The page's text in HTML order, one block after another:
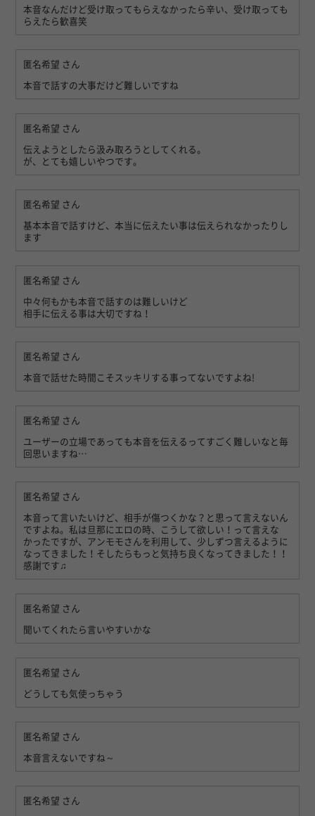
本音なんだけど受け取ってもらえなかったら辛い、受け取っても
らえたら歓喜笑
匿名希望 さん
本音で話すの大事だけど難しいですね
匿名希望 さん
伝えようとしたら汲み取ろうとしてくれる。
が、とても嬉しいやつです。
匿名希望 さん
基本本音で話すけど、本当に伝えたい事は伝えられなかったりし
ます
匿名希望 さん
中々何もかも本音で話すのは難しいけど
相手に伝える事は大切ですね！
匿名希望 さん
本音で話せた時間こそスッキリする事ってないですよね!
匿名希望 さん
ユーザーの立場であっても本音を伝えるってすごく難しいなと毎
回思いますね…
匿名希望 さん
本音って言いたいけど、相手が傷つくかな？と思って言えないん
ですよね。私は旦那にエロの時、こうして欲しい！って言えな
かったですが、アンモモさんを利用して、少しずつ言えるように
なってきました！そしたらもっと気持ち良くなってきました！！
感謝です♫
匿名希望 さん
聞いてくれたら言いやすいかな
匿名希望 さん
どうしても気使っちゃう
匿名希望 さん
本音言えないですね～
匿名希望 さん